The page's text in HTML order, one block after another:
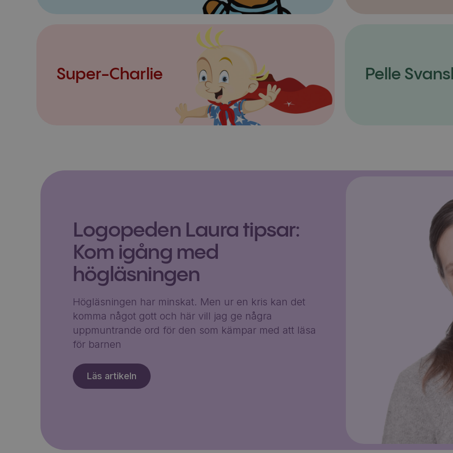
Super-Charlie Pelle
Logopeden Laura tipsar:
Kom igång med
högläsningen
Högläsningen har minskat. Men ur en kris kan det
komma något gott och här vill jag ge några
uppmuntrande ord för den som kämpar med att läsa
för barnen
Läs artikeln